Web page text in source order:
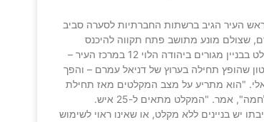
העיר הגיב ברשתות החברתיות לסערה סביב
שצולם מונע מתושב פתח תקווה להיכנס
למקלט בבניין מגורים ביהודה הלוי 12 במרכז העיר –
שהופץ תחילה בערוץ של דניאל עמרם – והפך
"הוא מתריע על מצב המקלטים מאז תחילת
המלחמה", אמר. "המקלט מתאים ל-25 איש.
יש בניינים ללא מקלט, או שאינו ראוי לשימוש